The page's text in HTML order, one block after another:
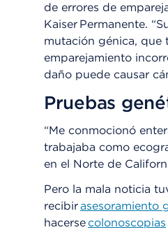
de errores de
Kaiser Permanente.
mutación génica, que
emparejamiento
daño puede causar
Pruebas
“Me conmocionó
trabajaba como
en el Norte de
Pero la mala noticia
recibirasesoramiento
hacerse colonoscopias